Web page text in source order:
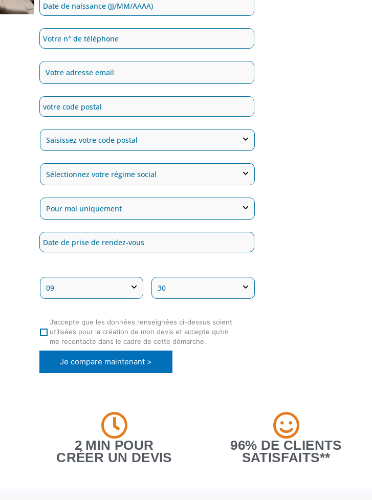
J’accepte que les données renseignées ci-dessus soient
utilisées pour la création de mon devis et accepte qu’on
me recontacte dans le cadre de cette démarche.
Je compare maintenant >
2 MIN POUR
CRÉER UN DEVIS
96% DE CLIENTS
SATISFAITS**